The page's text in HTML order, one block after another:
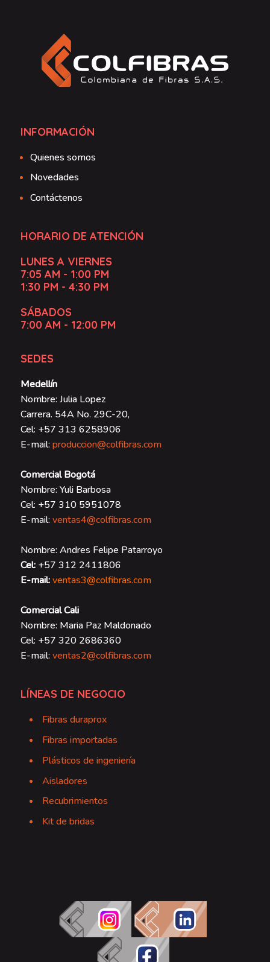
INFORMACIÓN
Quienes somos
Novedades
Contáctenos
HORARIO DE ATENCIÓN
LUNES A VIERNES
7:05 AM - 1:00 PM
1:30 PM - 4:30 PM
SÁBADOS
7:00 AM - 12:00 PM
SEDES
Medellín
Nombre: Julia Lopez
Carrera. 54A No. 29C-20,
Cel: +57 313 6258906
E-mail: produccion@colfibras.com
Comercial Bogotá
Nombre: Yuli Barbosa
Cel: +57 310 5951078
E-mail: ventas4@colfibras.com
Nombre: Andres Felipe Patarroyo
Cel: +57 312 2411806
E-mail:ventas3@colfibras.com
Comercial Cali
Nombre: Maria Paz Maldonado
Cel: +57 320 2686360
E-mail: ventas2@colfibras.com
LÍNEAS DE NEGOCIO
Fibras duraprox
Fibras importadas
Plásticos de ingeniería
Aisladores
Recubrimientos
Kit de bridas